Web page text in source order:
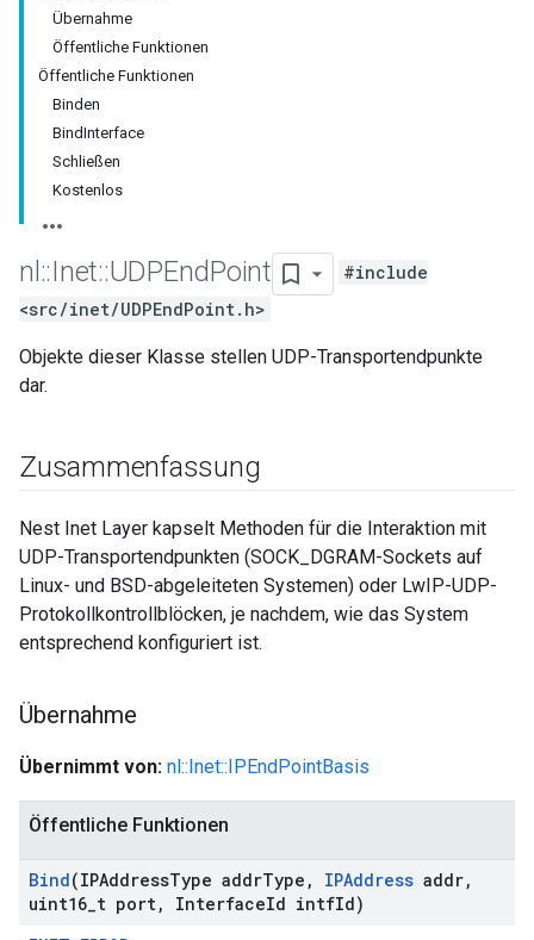
Übernahme
Öffentliche Funktionen
Öffentliche Funktionen
Binden
BindInterface
Schließen
Kostenlos
nl ::Inet::UDPEndPoint
#include
<src/inet/UDPEndPoint.h>
Objekte dieser Klasse stellen UDP-Transportendpunkte
dar.
Zusammenfassung
Nest Inet Layer kapselt Methoden für die Interaktion mit
UDP-Transportendpunkten (SOCK_DGRAM-Sockets auf
Linux- und BSD-abgeleiteten Systemen) oder LwIP-UDP-
Protokollkontrollblöcken, je nachdem, wie das System
entsprechend konfiguriert ist.
Übernahme
Übernimmt von: nl::Inet::IPEndPointBasis
Öffentliche Funktionen
Bind(IPAddressType addrType , IPAddress addr,
uint16 t port, InterfaceId intfId)